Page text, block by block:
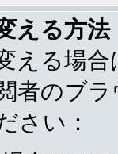
える方法
える場
者のブ
さい：